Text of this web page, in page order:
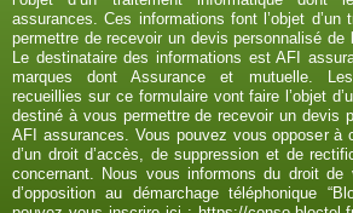
assurances. Ces informations font l’objet d’un
permettre de recevoir un devis personnalisé de
Le destinataire des informations est AFI
marques dont Assurance et mutuelle.
recueillies sur ce formulaire vont faire l’objet
destiné à vous permettre de recevoir un devis
AFI assurances. Vous pouvez vous opposer à
d’un droit d’accès, de suppression et de
concernant. Nous vous informons du droit
d’opposition au démarchage téléphonique